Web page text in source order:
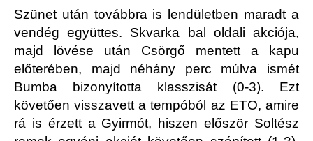
Szünet után továbbra is lendületben maradt a
vendég együttes. Skvarka bal oldali akciója,
majd lövése után Csörgő mentett a kapu
előterében, majd néhány perc múlva ismét
Bumba bizonyította klasszisát (0-3). Ezt
követően visszavett a tempóból az ETO, amire
rá is érzett a Gyirmót, hiszen először Soltész